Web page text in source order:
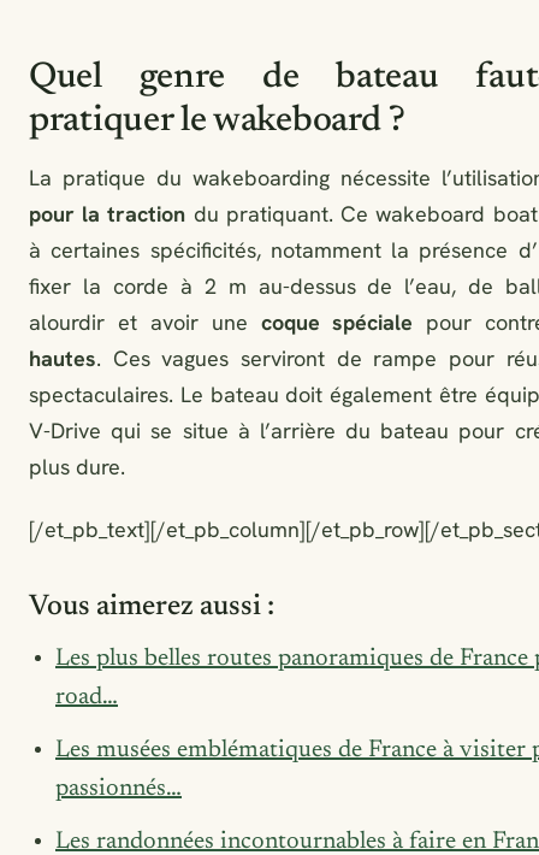
Quel genre de bateau
pratiquer le wakeboard ?
La pratique du wakeboarding nécessite
pour la traction du pratiquant. Ce wakeboard
à certaines spécificités, notamment la présence
fixer la corde à 2 m au-dessus de l’eau, de
alourdir et avoir une coque spéciale pour
hautes. Ces vagues serviront de rampe pour
spectaculaires. Le bateau doit également être
V-Drive qui se situe à l’arrière du bateau pour
plus dure.
[/et_pb_text][/et_pb_column][/et_pb_row][/
Vous aimerez aussi :
Les plus belles routes panoramiques de France
road…
Les musées emblématiques de France à visiter
passionnés…
Les randonnées incontournables à faire en